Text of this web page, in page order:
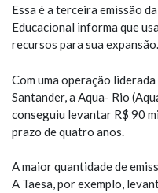
Essa é a terceira emissão
Educacional informa que
recursos para sua expansão.
Com uma operação
Santander, a Aqua- Rio
conseguiu levantar R$ 90
prazo de quatro anos.
A maior quantidade de
A Taesa, por exemplo,